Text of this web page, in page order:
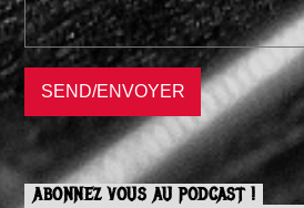
ABONNEZ VOUS AU PODCAST !